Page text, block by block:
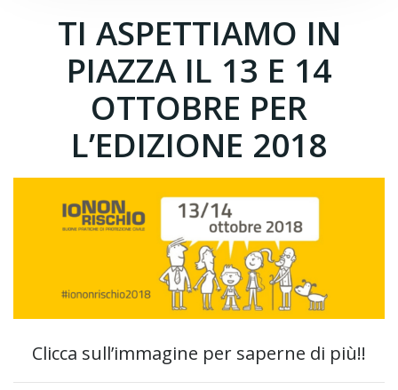
TI ASPETTIAMO IN
PIAZZA IL 13 E 14
OTTOBRE PER
L’EDIZIONE 2018
Clicca sull’immagine per saperne di più!!